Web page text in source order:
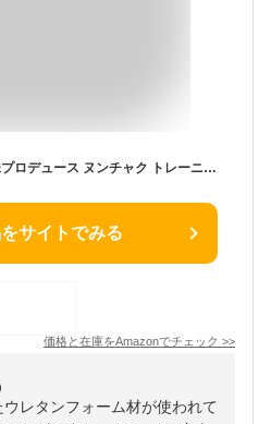
【初心者向け/練習用】森累珠プロデュース ヌンチャク トレーニング用/演武/カンフー/コスプレ (カラー：ピンク)
サイトでみる
価格と在庫をAmazonでチェック >>
レタンフォーム材が使われて